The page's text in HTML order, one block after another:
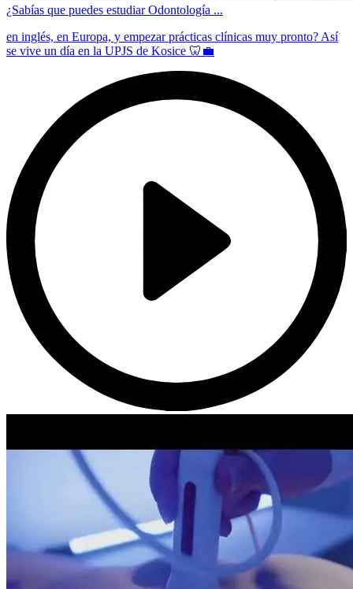
¿Sabías que puedes estudiar Odontología ...
en inglés, en Europa, y empezar prácticas clínicas muy pronto? Así
se vive un día en la UPJS de Kosice 🦷💼